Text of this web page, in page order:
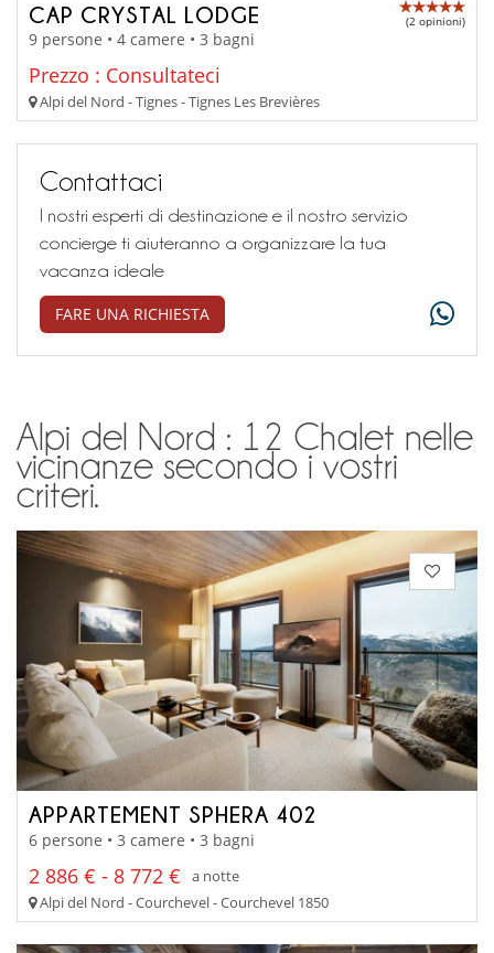
CAP CRYSTAL LODGE (2 opinioni)
9 persone • 4 camere • 3 bagni
Prezzo : Consultateci
Alpi del Nord - Tignes - Tignes Les Brevières
Contattaci
I nostri esperti di destinazione e il nostro servizio
concierge ti aiuteranno a organizzare la tua
vacanza ideale
FARE UNA RICHIESTA
Alpi del Nord : 12 Chalet nelle
vicinanze secondo i vostri
criteri.
APPARTEMENT SPHERA 402
6 persone • 3 camere • 3 bagni
2 886 € - 8 772 €
a notte
Alpi del Nord - Courchevel - Courchevel 1850